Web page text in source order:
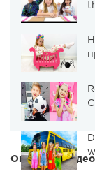
Описание